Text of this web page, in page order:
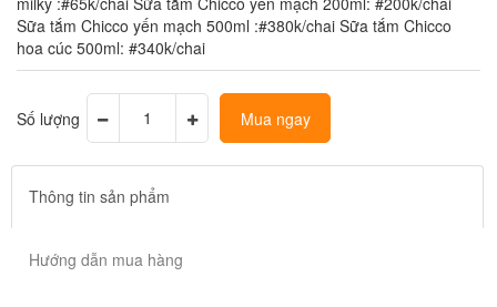
Sữa tắm Chicco yến mạch 500ml :#380k/chai Sữa tắm Chicco
hoa cúc 500ml: #340k/chai
Số lượng Mua ngay
Thông tin sản phẩm
Hướng dẫn mua hàng